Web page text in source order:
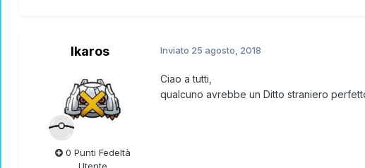
Ikaros
0 Punti Fedeltà
Inviato 25 agosto, 2018
Ciao a tutti,
qualcuno avrebbe un Ditto straniero